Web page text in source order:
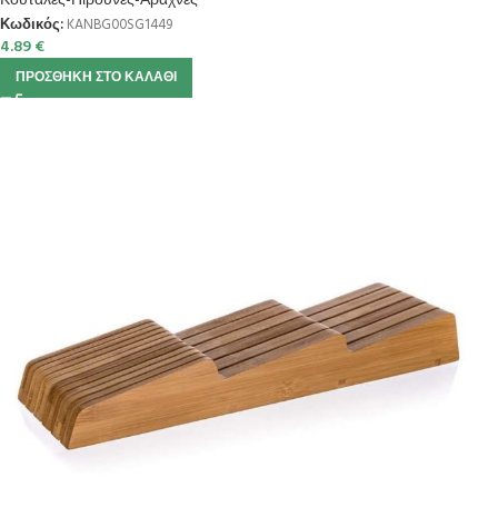
Κωδικός: KANBG00SG1449
4.89€
ΠΡΟΣΘΉΚΗ ΣΤΟ ΚΑΛΆΘΙ